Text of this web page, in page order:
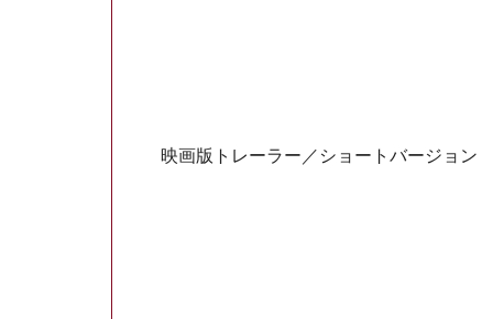
映画版トレーラー／ショートバージョン